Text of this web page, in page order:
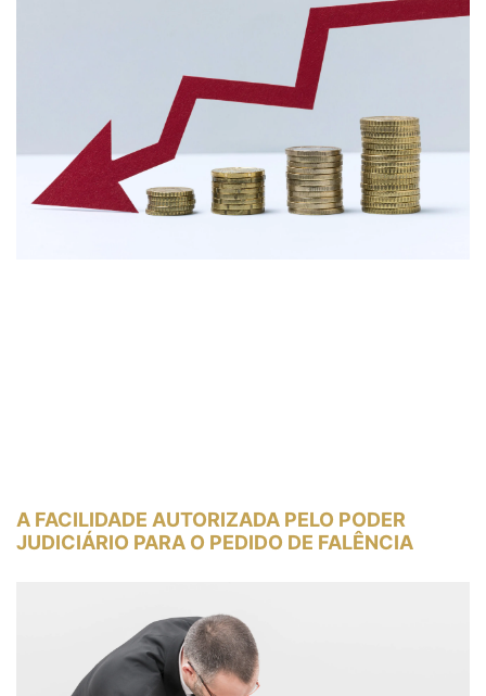
A FACILIDADE AUTORIZADA PELO PODER
JUDICIÁRIO PARA O PEDIDO DE FALÊNCIA